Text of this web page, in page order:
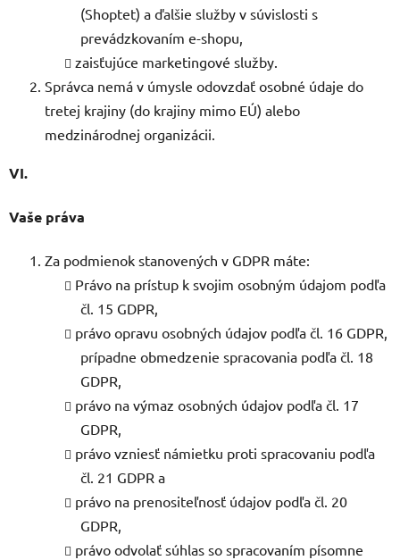
(Shoptet) a ďalšie služby v súvislosti s
prevádzkovaním e-shopu,
zaisťujúce marketingové služby.
Správca nemá v úmysle odovzdať osobné údaje do
tretej krajiny (do krajiny mimo EÚ) alebo
medzinárodnej organizácii.
VI.
Vaše práva
Za podmienok stanovených v GDPR máte:
Právo na prístup k svojim osobným údajom podľa
čl. 15 GDPR,
právo opravu osobných údajov podľa čl. 16 GDPR,
prípadne obmedzenie spracovania podľa čl. 18
GDPR,
právo na výmaz osobných údajov podľa čl. 17
GDPR,
právo vzniesť námietku proti spracovaniu podľa
čl. 21 GDPR a
právo na prenositeľnosť údajov podľa čl. 20
GDPR,
právo odvolať súhlas so spracovaním písomne ​​